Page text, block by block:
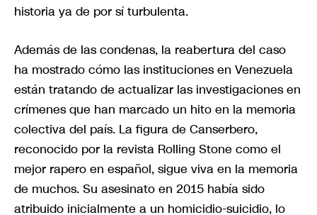
historia ya de por sí turbulenta.
Además de las condenas, la reabertura del caso
ha mostrado cómo las instituciones en Venezuela
están tratando de actualizar las investigaciones en
crímenes que han marcado un hito en la memoria
colectiva del país. La figura de Canserbero,
reconocido por la revista Rolling Stone como el
mejor rapero en español, sigue viva en la memoria
de muchos. Su asesinato en 2015 había sido
atribuido inicialmente a un homicidio-suicidio, lo